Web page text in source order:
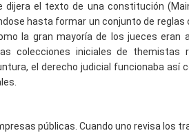
el texto de una constitución
hasta formar un conjunto de
la gran mayoría de los jueces eran
colecciones iniciales de themistas
el derecho judicial funcionaba así
públicas. Cuando uno revisa los